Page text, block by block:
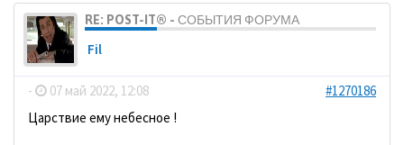
RE: POST-IT® - СОБЫТИЯ ФОРУМА
Fil
- 07 май 2022, 12:08
#1270186
Царствие ему небесное !